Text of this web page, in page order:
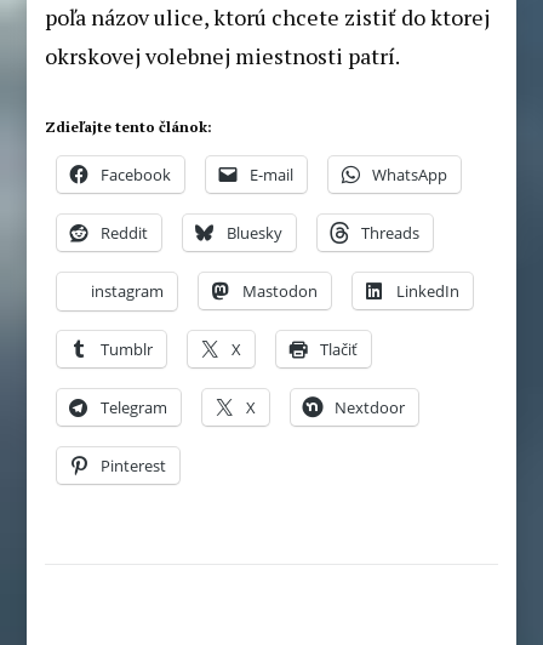
poľa názov ulice, ktorú chcete zistiť do ktorej
okrskovej volebnej miestnosti patrí.
Zdieľajte tento článok:
Facebook E-mail WhatsApp
Reddit Bluesky Threads
instagram Mastodon LinkedIn
Tumblr X Tlačiť
Telegram X Nextdoor
Pinterest